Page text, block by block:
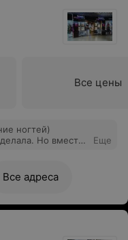
Все цены
ногтей)
Но вместе
и у этого же
оплатить 115р.
только
Ввели в
Обычный
Еще
Все адреса